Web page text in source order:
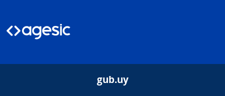
gub.uy